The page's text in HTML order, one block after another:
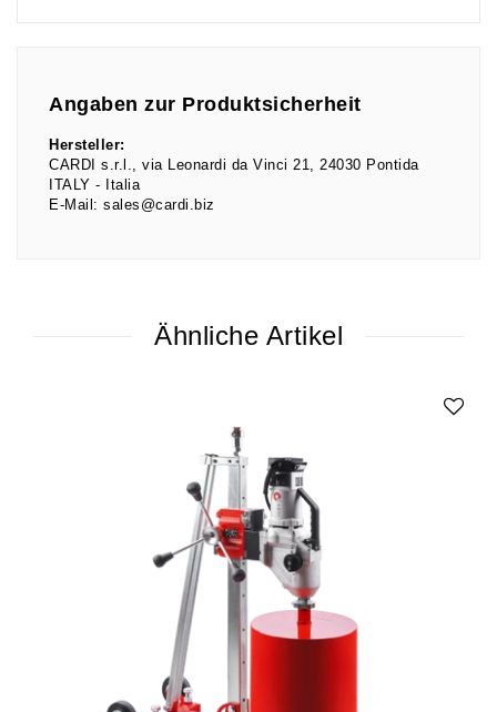
Angaben zur Produktsicherheit
Hersteller:
CARDI s.r.l.
via Leonardi da Vinci 21 24030 Pontida
ITALY
Italia
E-Mail: sales@cardi.biz
Ähnliche Artikel